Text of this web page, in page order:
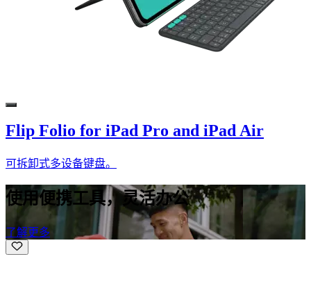
Flip Folio for iPad Pro and iPad Air
可拆卸式多设备键盘。
使用便携工具，灵活办公
了解更多